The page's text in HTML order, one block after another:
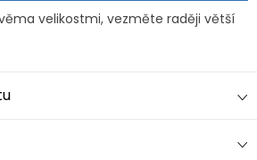
velikostmi, vezměte raději větší